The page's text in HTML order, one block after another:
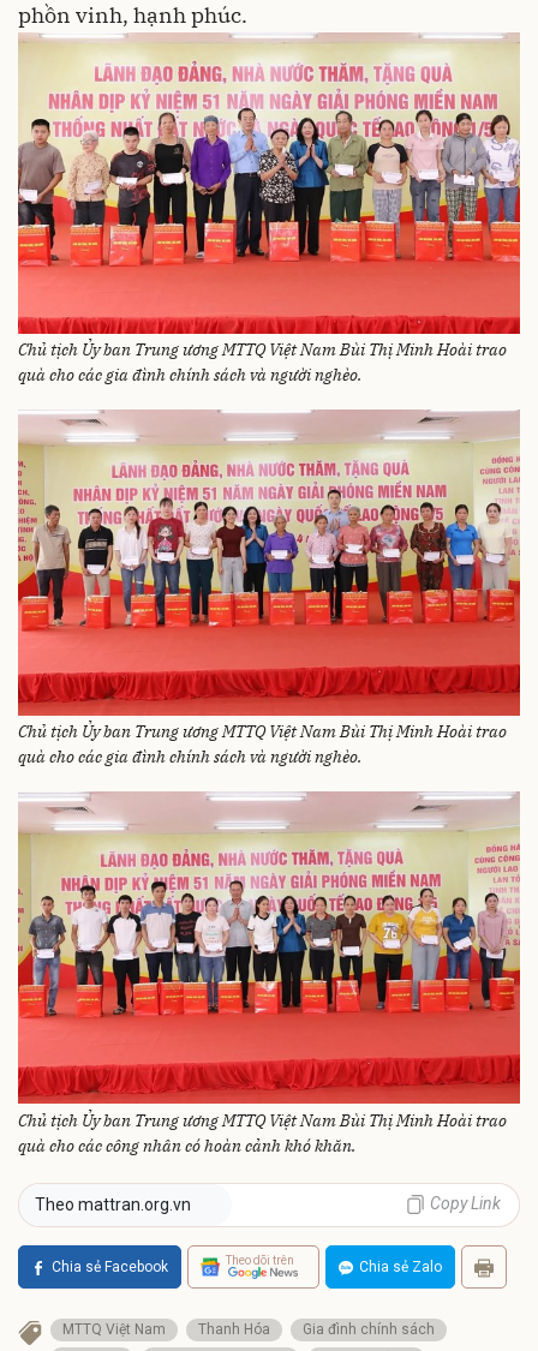
phồn vinh, hạnh phúc.
Chủ tịch Ủy ban Trung ương MTTQ Việt Nam Bùi Thị Minh Hoài trao
quà cho các gia đình chính sách và người nghèo.
Chủ tịch Ủy ban Trung ương MTTQ Việt Nam Bùi Thị Minh Hoài trao
quà cho các gia đình chính sách và người nghèo.
Chủ tịch Ủy ban Trung ương MTTQ Việt Nam Bùi Thị Minh Hoài trao
quà cho các công nhân có hoàn cảnh khó khăn.
Theo mattran.org.vn Copy Link
Chia sẻ Facebook Theo dõi trên Chia sẻ Zalo
MTTQ Việt Nam Thanh Hóa
Gia đình chính sách